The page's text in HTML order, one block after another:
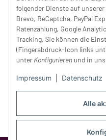
Alle
folgender Dienste auf
Brevo, ReCaptcha, PayPal
Ratenzahlung, Google
Tracking. Sie können die
(Fingerabdruck-Icon links
unter Konfigurieren und in
Impressum Datenschutz
Unser Service
Rechtliches